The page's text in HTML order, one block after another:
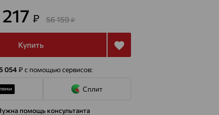
₽ 56 159₽
Купить
054 ₽с помощью сервисов:
Сплит
помощь консультанта